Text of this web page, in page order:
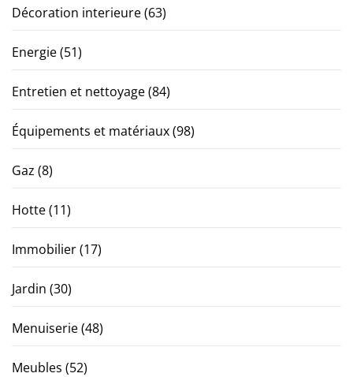
Décoration interieure(63)
Energie(51)
Entretien et nettoyage(84)
Équipements et matériaux(98)
Gaz (8)
Hotte(11)
Immobilier(17)
Jardin (30)
Menuiserie(48)
Meubles (52)